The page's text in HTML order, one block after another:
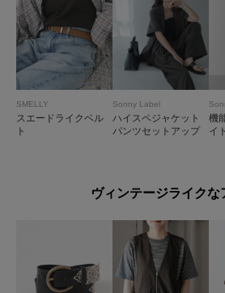
SMELLY
スエードライクベル
ト
Sonny Label
ハイスペジャケット
パンツセットアップ
機
イ
ヴィンテージライクな